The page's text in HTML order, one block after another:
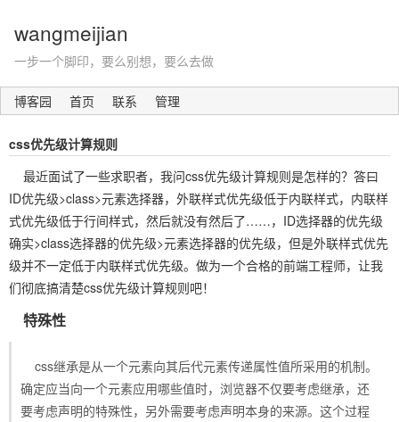
wangmeijian
一步一个脚印，要么别想，要么去做
博客园 首页 联系 管理
css优先级计算规则
最近面试了一些求职者，我问css优先级计算规则是怎样的？答曰
ID优先级>class>元素选择器，外联样式优先级低于内联样式，内联样
式优先级低于行间样式，然后就没有然后了……，ID选择器的优先级
确实>class选择器的优先级>元素选择器的优先级，但是外联样式优先
级并不一定低于内联样式优先级。做为一个合格的前端工程师，让我
们彻底搞清楚css优先级计算规则吧！
特殊性
css继承是从一个元素向其后代元素传递属性值所采用的机制。
确定应当向一个元素应用哪些值时，浏览器不仅要考虑继承，还
要考虑声明的特殊性，另外需要考虑声明本身的来源。这个过程